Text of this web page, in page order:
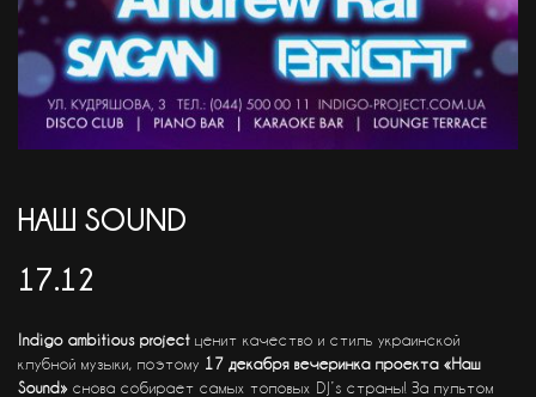
НАШ SOUND
17.12
Indigo ambitious project ценит качество и стиль украинской
клубной музыки, поэтому 17 декабря вечеринка проекта «Наш
Sound» снова собирает самых топовых DJ’s страны! За пультом